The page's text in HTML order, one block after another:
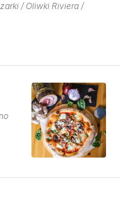
/ Oliwki Riviera /